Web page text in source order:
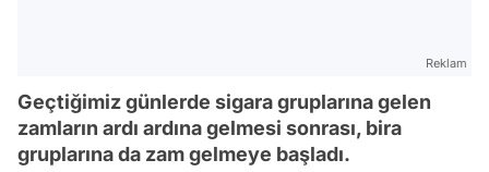
Reklam
Geçtiğimiz günlerde sigara gruplarına gelen
zamların ardı ardına gelmesi sonrası, bira
gruplarına da zam gelmeye başladı.